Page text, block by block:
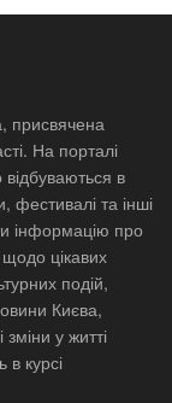
присвячена
На порталі
відбуваються в
фестивалі та інші
інформацію про
щодо цікавих
подій,
Києва,
у житті
курсі